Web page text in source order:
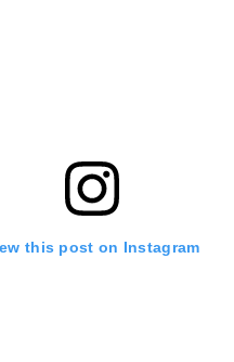
this post on Instagram